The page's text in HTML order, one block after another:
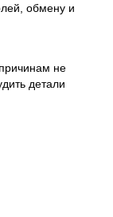
обмену и
не
детали